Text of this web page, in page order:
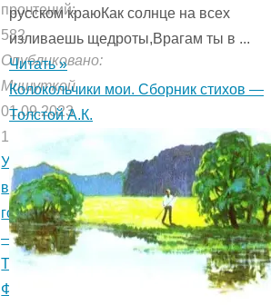
прочтений:
582
Опубликовано:
Мишуткой
01.09.2023
19.07.2021
Утро
в
горах
—
Тютчев
Ф.И.
русском краюКак солнце на всех
изливаешь щедроты,Врагам ты в ...
Читать »
Колокольчики мои. Сборник стихов —
Толстой А.К.